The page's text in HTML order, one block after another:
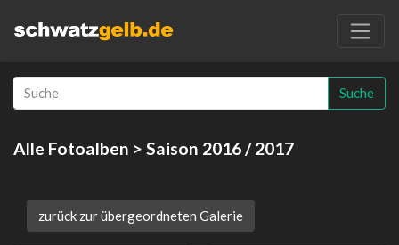
Suche
Alle Fotoalben > Saison 2016 / 2017
zurück zur übergeordneten Galerie